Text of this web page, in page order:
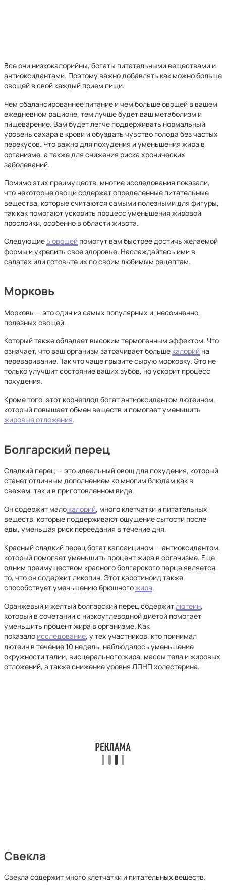
Все они низкокалорийны, богаты питательными веществами и
антиоксидантами. Поэтому важно добавлять как можно больше
овощей в свой каждый прием пищи.
Чем сбалансированнее питание и чем больше овощей в вашем
ежедневном рационе, тем лучше будет ваш метаболизм и
пищеварение. Вам будет легче поддерживать нормальный
уровень сахара в крови и обуздать чувство голода без частых
перекусов. Что важно для похудения и уменьшения жира в
организме, а также для снижения риска хронических
заболеваний.
Помимо этих преимуществ, многие исследования показали,
что некоторые овощи содержат определенные питательные
вещества, которые считаются самыми полезными для фигуры,
так как помогают ускорить процесс уменьшения жировой
прослойки, особенно в области живота.
Следующие 5 овощей помогут вам быстрее достичь желаемой
формы и укрепить свое здоровье. Наслаждайтесь ими в
салатах или готовьте их по своим любимым рецептам.
Морковь
Морковь — это один из самых популярных и, несомненно,
полезных овощей.
Который также обладает высоким термогенным эффектом. Что
означает, что ваш организм затрачивает больше калорий на
переваривание. Так что чаще грызите сырую морковку. Это не
только улучшит состояние ваших зубов, но ускорит процесс
похудения.
Кроме того, этот корнеплод богат антиоксидантом лютеином,
который повышает обмен веществ и помогает уменьшить
жировые отложения.
Болгарский перец
Сладкий перец — это идеальный овощ для похудения, который
станет отличным дополнением ко многим блюдам как в
свежем, так и в приготовленном виде.
Он содержит мало калорий, много клетчатки и питательных
веществ, которые поддерживают ощущение сытости после
еды, уменьшая риск переедания в течение дня.
Красный сладкий перец богат капсаицином — антиоксидантом,
который помогает уменьшить процент жира в организме. Еще
одним преимуществом красного болгарского перца является
то, что он содержит ликопин. Этот каротиноид также
способствует уменьшению брюшногожира.
Оранжевый и желтый болгарский перец содержитлютеин,
который в сочетании с низкоуглеводной диетой помогает
уменьшить процент жира в организме. Как
показало исследование, у тех участников, кто принимал
лютеин в течение 10 недель, наблюдалось уменьшение
окружности талии, висцерального жира, массы тела и жировых
отложений, а также снижение уровня ЛПНП холестерина.
Свекла
Свекла содержит много клетчатки и питательных веществ.